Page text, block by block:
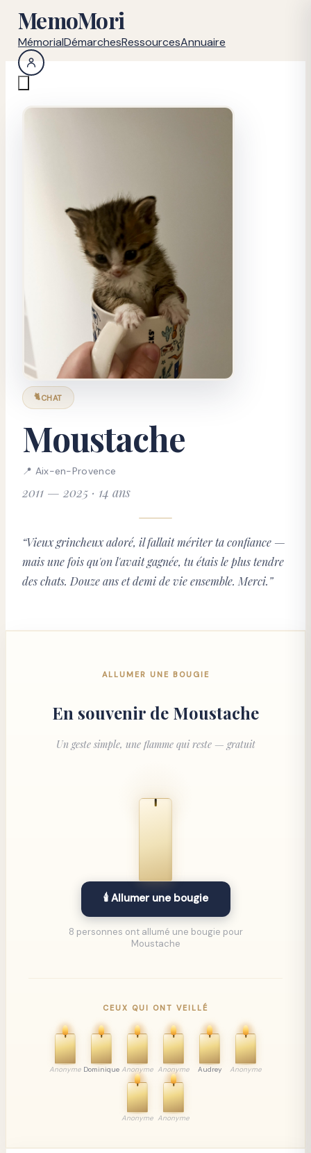
MemoMori
MémorialDémarchesRessourcesAnnuaire
🐈CHAT
Moustache
📍 Aix-en-Provence
2011 — 2025 · 14 ans
“Vieux grincheux adoré, il fallait mériter ta confiance —
mais une fois qu'on l'avait gagnée, tu étais le plus tendre
des chats. Douze ans et demi de vie ensemble. Merci.”
ALLUMER UNE BOUGIE
En souvenir de Moustache
Un geste simple, une flamme qui reste — gratuit
🕯️ Allumer une bougie
8 personnes ont allumé une bougie pour
Moustache
CEUX QUI ONT VEILLÉ
Anonyme Dominique Anonyme Anonyme Audrey Anonyme
Anonyme Anonyme